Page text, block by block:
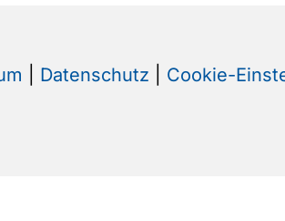
Datenschutz Cookie-